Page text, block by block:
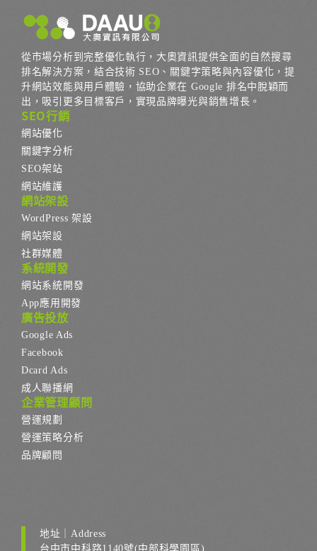
從市場分析到完整優化執行，大奧資訊提供全面的自然搜尋
排名解決方案，結合技術 SEO、關鍵字策略與內容優化，提
升網站效能與用戶體驗，協助企業在 Google 排名中脫穎而
出，吸引更多目標客戶，實現品牌曝光與銷售增長。
SEO行銷
網站優化
關鍵字分析
SEO架站
網站維護
網站架設
WordPress 架設
網站架設
社群媒體
系統開發
網站系統開發
App應用開發
廣告投放
Google Ads
Facebook
Dcard Ads
成人聯播網
企業管理顧問
營運規劃
營運策略分析
品牌顧問
地址｜Address
台中市中科路1140號(中部科學園區)